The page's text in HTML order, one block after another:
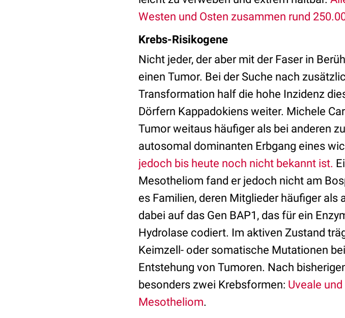
Westen und Osten zusammen rund
Krebs-Risikogene
Nicht jeder, der aber mit der Faser in
einen Tumor. Bei der Suche nach
Transformation half die hohe Inzidenz
Dörfern Kappadokiens weiter. Michele
Tumor weitaus häufiger als bei anderen
autosomal dominanten Erbgang eines
jedoch bis heute noch nicht bekannt ist.
Mesotheliom fand er jedoch nicht am
es Familien, deren Mitglieder häufiger
dabei auf das Gen BAP1, das für ein
Hydrolase codiert. Im aktiven Zustand
Keimzell- oder somatische Mutationen
Entstehung von Tumoren. Nach
besonders zwei Krebsformen: Uveale
Mesotheliom.